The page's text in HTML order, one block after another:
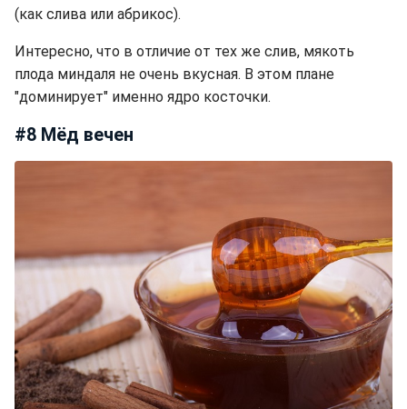
(как слива или абрикос).
Интересно, что в отличие от тех же слив, мякоть
плода миндаля не очень вкусная. В этом плане
"доминирует" именно ядро косточки.
#8 Мёд вечен